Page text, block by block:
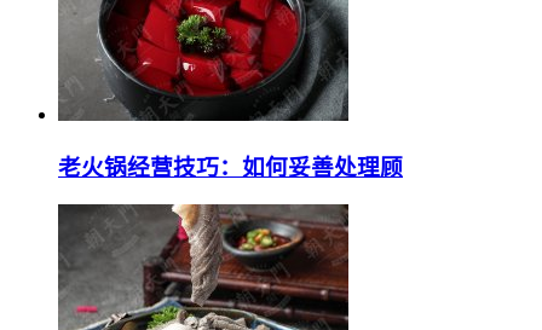
老火锅经营技巧：如何妥善处理顾